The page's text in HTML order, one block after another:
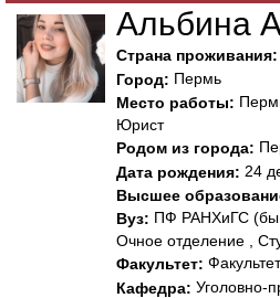
Альбина
Страна проживания:
Город: Пермь
Место работы:
Юрист
Родом из города:
Дата рождения: 24
Высшее
Вуз: ПФ РАНХиГС
Очное отделение ,
Факультет:
Кафедра: Уголовно-